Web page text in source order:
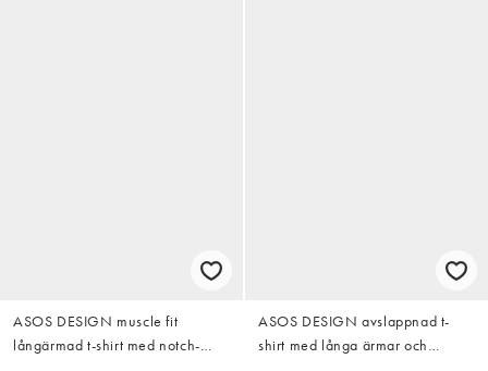
ASOS DESIGN muscle fit
långärmad t-shirt med notch-
ASOS DESIGN avslappnad t-
shirt med långa ärmar och